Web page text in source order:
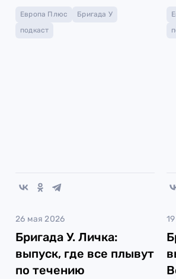
отпуска!
Европа Плюс
Бригада У
подкаст
26 мая 2026
Бригада У. Личка:
выпуск, где все плывут
по течению